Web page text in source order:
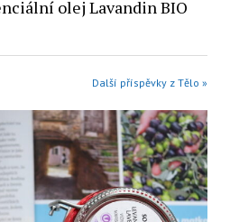
olej Lavandin BIO
Další příspěvky z Tělo »